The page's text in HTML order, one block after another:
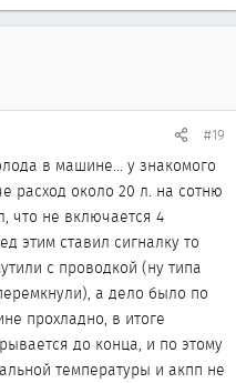
#19
в машине... у знакомого
расход около 20 л. на сотню
что не включается 4
этим ставил сигналку то
с проводкой (ну типа
а дело было по
прохладно, в итоге
до конца, и по этому
температуры и акпп не